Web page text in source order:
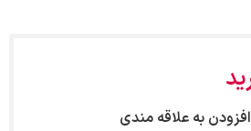
افزودن به علاقه مندی